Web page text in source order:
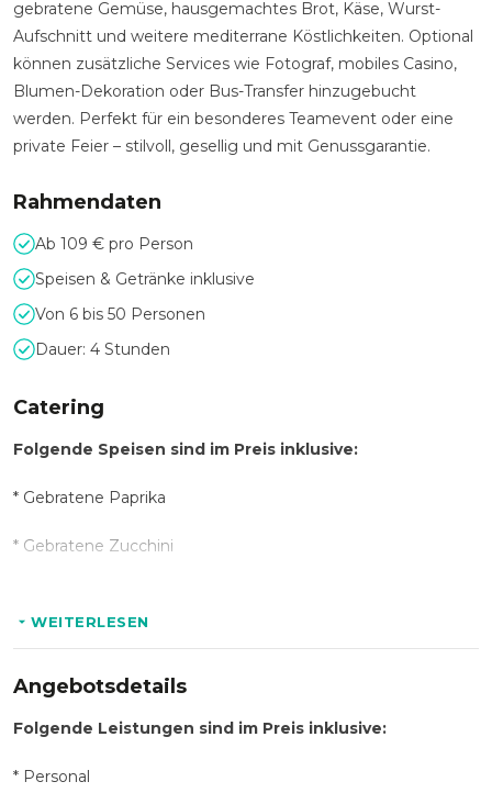
gebratene Gemüse, hausgemachtes Brot, Käse, Wurst-
Aufschnitt und weitere mediterrane Köstlichkeiten. Optional
können zusätzliche Services wie Fotograf, mobiles Casino,
Blumen-Dekoration oder Bus-Transfer hinzugebucht
werden. Perfekt für ein besonderes Teamevent oder eine
private Feier – stilvoll, gesellig und mit Genussgarantie.
Rahmendaten
Ab 109 € pro Person
Speisen & Getränke inklusive
Von 6 bis 50 Personen
Dauer: 4 Stunden
Catering
Folgende Speisen sind im Preis inklusive:
* Gebratene Paprika
* Gebratene Zucchini
* 4 Käsesorten
* Wurstaufschnitt
* Montanara (gefüllte Pizette)
WEITERLESEN
Angebotsdetails
Folgende Leistungen sind im Preis inklusive:
* Personal